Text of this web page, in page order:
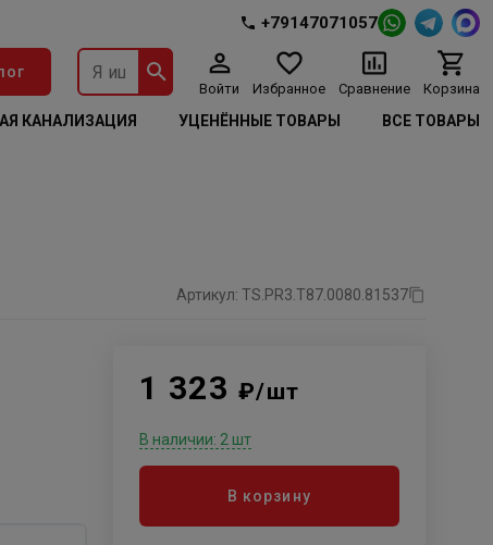
+79147071057
Войти Избранное Сравнение Корзина
КАНАЛИЗАЦИЯ УЦЕНЁННЫЕ ТОВАРЫ ВСЕ ТОВАРЫ
Артикул: TS.PR3.T87.0080.81537
1 323 ₽/шт
В наличии: 2 шт
В корзину